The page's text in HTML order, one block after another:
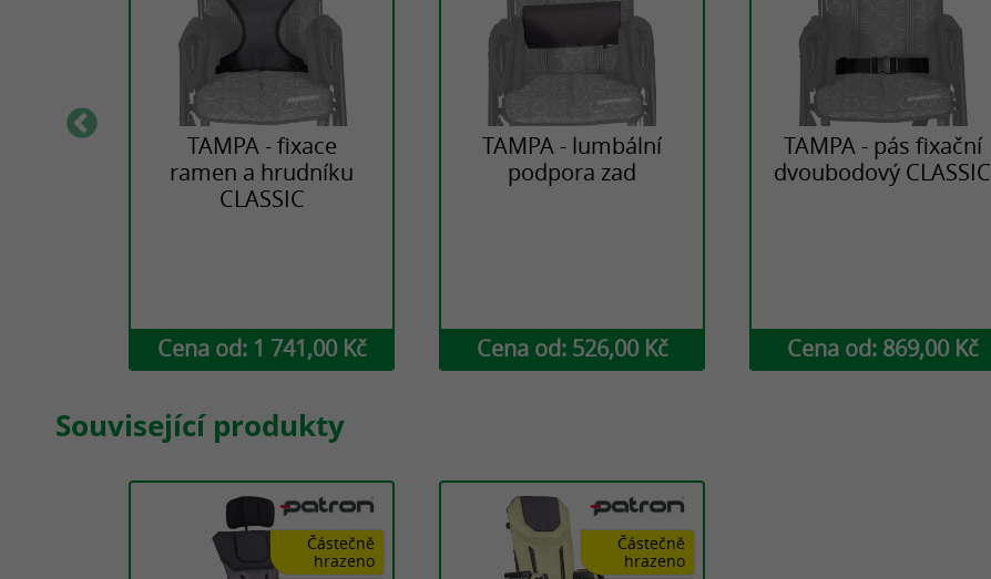
TAMPA - fixace
ramen a hrudníku
CLASSIC
Cena od: 1 741,00 Kč
TAMPA - lumbální
podpora zad
Cena od: 526,00 Kč
TAMPA - pás fixační
dvoubodový CLASSIC
Cena od: 869,00 Kč
Související produkty
Částečně
hrazeno
Částečně
hrazeno